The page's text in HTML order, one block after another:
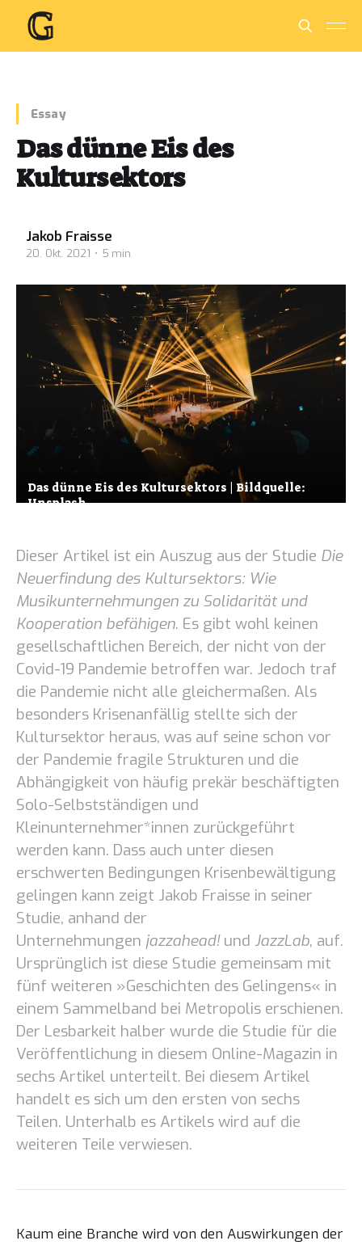
Essay
Das dünne Eis des
Kultursektors
Jakob Fraisse
20. Okt. 2021 5 min
Das dünne Eis des Kultursektors | Bildquelle:
Unsplash
Dieser Artikel ist ein Auszug aus der Studie Die
Neuerfindung des Kultursektors: Wie
Musikunternehmungen zu Solidarität und
Kooperation befähigen. Es gibt wohl keinen
gesellschaftlichen Bereich, der nicht von der
Covid-19 Pandemie betroffen war. Jedoch traf
die Pandemie nicht alle gleichermaßen. Als
besonders Krisenanfällig stellte sich der
Kultursektor heraus, was auf seine schon vor
der Pandemie fragile Strukturen und die
Abhängigkeit von häufig prekär beschäftigten
Solo-Selbstständigen und
Kleinunternehmer*innen zurückgeführt
werden kann. Dass auch unter diesen
erschwerten Bedingungen Krisenbewältigung
gelingen kann zeigt Jakob Fraisse in seiner
Studie, anhand der
Unternehmungen jazzahead!und JazzLab, auf.
Ursprünglich ist diese Studie gemeinsam mit
fünf weiteren »Geschichten des Gelingens« in
einem Sammelband bei Metropolis erschienen.
Der Lesbarkeit halber wurde die Studie für die
Veröffentlichung in diesem Online-Magazin in
sechs Artikel unterteilt. Bei diesem Artikel
handelt es sich um den ersten von sechs
Teilen. Unterhalb es Artikels wird auf die
weiteren Teile verwiesen.
Kaum eine Branche wird von den Auswirkungen der